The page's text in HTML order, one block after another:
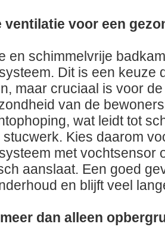
ventilatie voor een
en schimmelvrije
Dit is een keuze
maar cruciaal is voor
van de
wat leidt tot
stucwerk. Kies daarom
met vochtsensor
aanslaat. Een goed
en blijft veel
dan alleen